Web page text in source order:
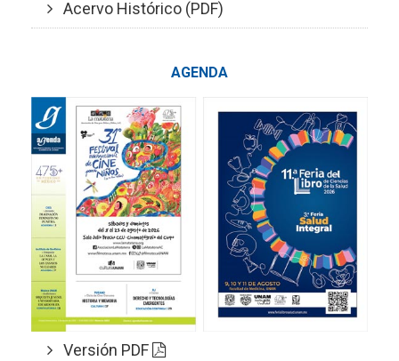
Acervo Histórico (PDF)
AGENDA
Versión PDF